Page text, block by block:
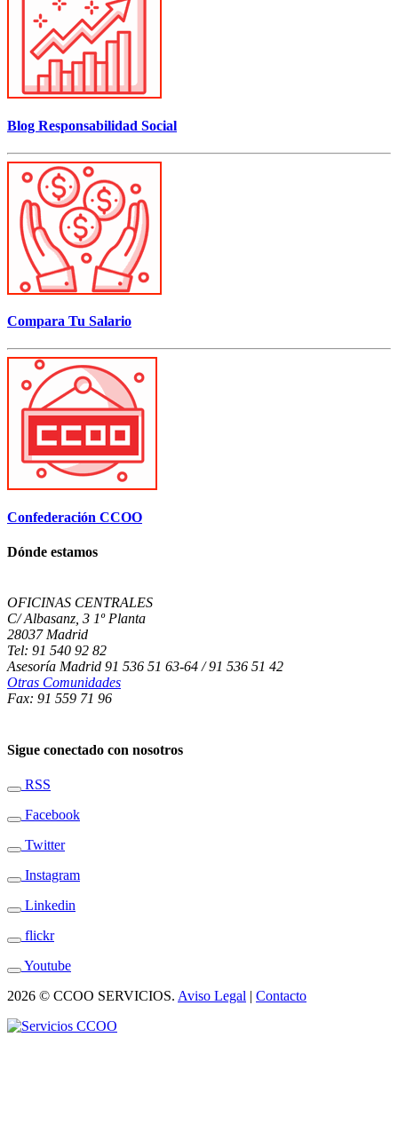
Blog Responsabilidad Social
Compara Tu Salario
Confederación CCOO
Dónde estamos
OFICINAS CENTRALES
C/ Albasanz, 3 1º Planta
28037 Madrid
Tel: 91 540 92 82
Asesoría Madrid 91 536 51 63-64 / 91 536 51 42
Otras Comunidades
Fax: 91 559 71 96
Sigue conectado con nosotros
RSS
Facebook
Twitter
Instagram
Linkedin
flickr
Youtube
2026 © CCOO SERVICIOS. Aviso Legal | Contacto